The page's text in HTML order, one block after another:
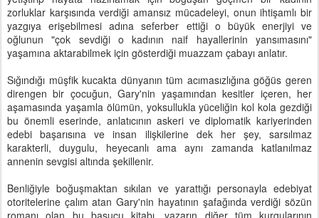
zorluklar karşısında verdiği amansız mücadeleyi, onun ihtişamlı bir
yazgıya erişebilmesi adına seferber ettiği o büyük enerjiyi ve
oğlunun "çok sevdiği o kadının naif hayallerinin yansımasını"
yaşamına aktarabilmek için gösterdiği muazzam çabayı anlatır.
Sığındığı müşfik kucakta dünyanın tüm acımasızlığına göğüs geren
direngen bir çocuğun, Gary'nin yaşamından kesitler içeren, her
aşamasında yaşamla ölümün, yoksullukla yüceliğin kol kola gezdiği
bu önemli eserinde, anlatıcının askeri ve diplomatik kariyerinden
edebi başarısına ve insan ilişkilerine dek her şey, sarsılmaz
karakterli, duygulu, heyecanlı ama aynı zamanda katlanılmaz
annenin sevgisi altında şekillenir.
Benliğiyle boğuşmaktan sıkılan ve yarattığı personayla edebiyat
otoritelerine çalım atan Gary'nin hayatının şafağında verdiği sözün
romanı olan bu başucu kitabı, yazarın diğer tüm kurgularının